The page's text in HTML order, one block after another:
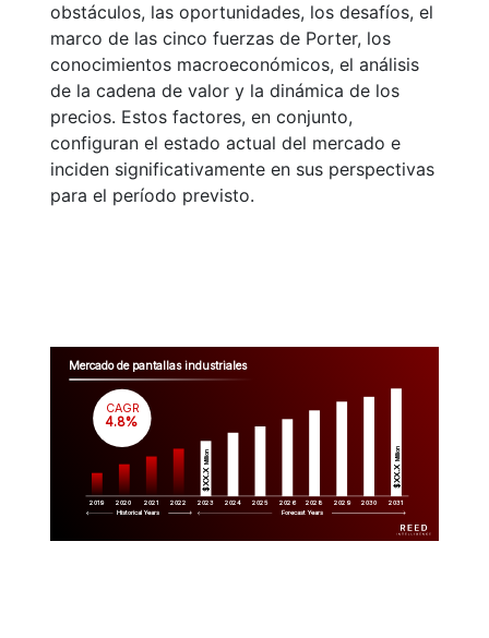
obstáculos, las oportunidades, los desafíos, el
marco de las cinco fuerzas de Porter, los
conocimientos macroeconómicos, el análisis
de la cadena de valor y la dinámica de los
precios. Estos factores, en conjunto,
configuran el estado actual del mercado e
inciden significativamente en sus perspectivas
para el período previsto.
Mercado de pantallas industriales
2019 2020 2021 2022 2023 2024 2025 2026 2028 2029 2030 2031
$XX.X
Million
$XX.X
Million
CAGR
4.8%
Historical Years Forecast Years